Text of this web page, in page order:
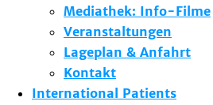
Mediathek: Info-Filme
Veranstaltungen
Lageplan & Anfahrt
Kontakt
International Patients